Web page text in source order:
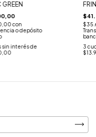
GREEN
con
o depósito
sin interés de
3